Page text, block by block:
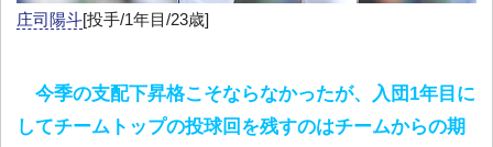
庄司陽斗[投手/1年目/23歳]
今季の支配下昇格こそならなかったが、入団1年目に
してチームトップの投球回を残すのはチームからの期